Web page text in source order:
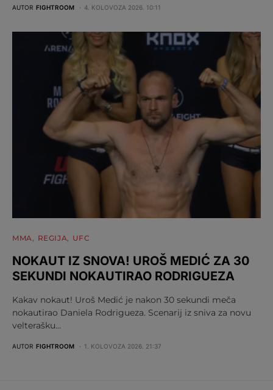
AUTOR FIGHTROOM 4. KOLOVOZA 2026. 10:11
MMA REGIJA UFC
NOKAUT IZ SNOVA! UROŠ MEDIĆ ZA 30
SEKUNDI NOKAUTIRAO RODRIGUEZA
Kakav nokaut! Uroš Medić je nakon 30 sekundi meča
nokautirao Daniela Rodrigueza. Scenarij iz sniva za novu
velterašku…
AUTOR FIGHTROOM 1. KOLOVOZA 2026. 21:37